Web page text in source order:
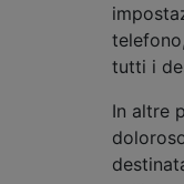
tutti i
In altre